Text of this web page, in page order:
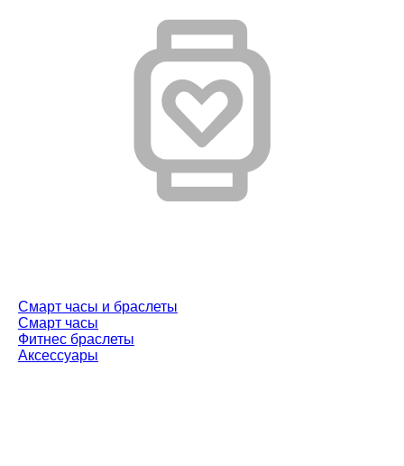
Смарт часы и браслеты
Смарт часы
Фитнес браслеты
Аксессуары